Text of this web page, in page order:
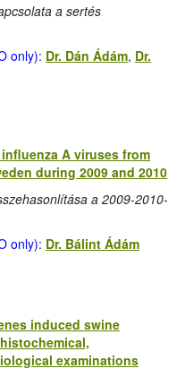
a sertés
only): Dr. Dán Ádám, Dr.
A viruses from
during 2009 and 2010
a 2009-2010-
only): Dr. Bálint Ádám
induced swine
examinations